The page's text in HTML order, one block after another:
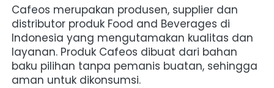
Cafeos merupakan produsen, supplier dan
distributor produk Food and Beverages di
Indonesia yang mengutamakan kualitas dan
layanan. Produk Cafeos dibuat dari bahan
baku pilihan tanpa pemanis buatan, sehingga
aman untuk dikonsumsi.